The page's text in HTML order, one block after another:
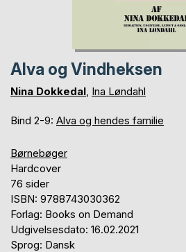
Alva og Vindheksen
Nina Dokkedal, Ina Løndahl
Bind 2-9: Alva og hendes familie
Børnebøger
Hardcover
76 sider
ISBN: 9788743030362
Forlag: Books on Demand
Udgivelsesdato: 16.02.2021
Sprog: Dansk